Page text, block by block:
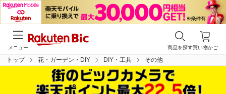
買い物かご
商品を探す
メニュー
トップ 花・ガーデン・DIY DIY・工具 その他